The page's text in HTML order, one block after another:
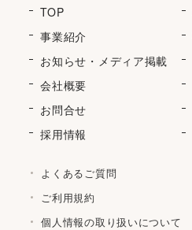
TOP
事業紹介
お知らせ・メディア掲載
会社概要
お問合せ
採用情報
よくあるご質問
ご利用規約
個人情報の取り扱いについて